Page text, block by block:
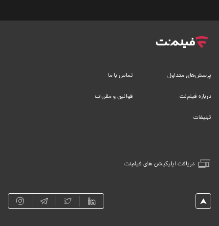
دریافت اپلیکیشن های فیلم‌نت
پرسش‌های متداول تماس با ما
درباره فیلم‌نت قوانین و مقررات
تبلیغات